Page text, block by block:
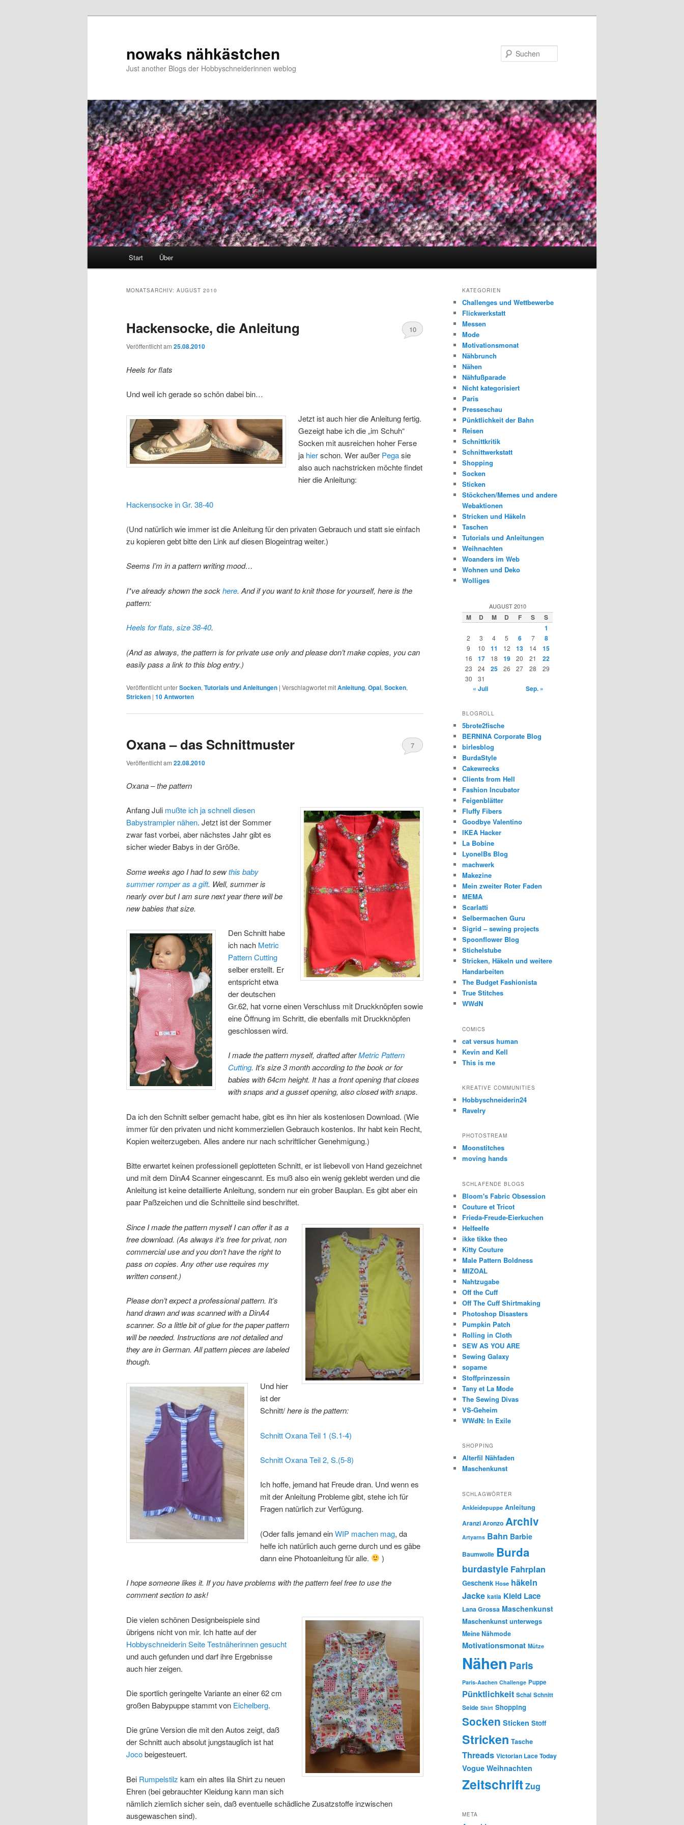
nowaks nähkästchen
Just another Blogs der Hobbyschneiderinnen weblog
Start Über
MONATSARCHIV: AUGUST 2010
Hackensocke, die Anleitung
Veröffentlicht am 25.08.2010
10
Heels for flats
Und weil ich gerade so schön dabei bin…
Jetzt ist auch hier die Anleitung fertig.
Gezeigt habe ich die „im Schuh“
Socken mit ausreichen hoher Ferse
ja hierschon. Wer außer Pegasie
also auch nachstricken möchte findet
hier die Anleitung:
Hackensocke in Gr. 38-40
(Und natürlich wie immer ist die Anleitung für den privaten Gebrauch und statt sie einfach
zu kopieren gebt bitte den Link auf diesen Blogeintrag weiter.)
Seems I’m in a pattern writing mood…
I*ve already shown the sockhere. And if you want to knit those for yourself, here is the
pattern:
Heels for flats, size 38-40.
(And as always, the pattern is for private use only and please don’t make copies, you can
easily pass a link to this blog entry.)
Veröffentlicht unterSocken, Tutorials und Anleitungen | Verschlagwortet mitAnleitung, Opal, Socken,
Stricken | 10Antworten
Oxana – das Schnittmuster
Veröffentlicht am 22.08.2010
7
Oxana – the pattern
Anfang Juli mußte ich ja schnell diesen
Babystrampler nähen. Jetzt ist der Sommer
zwar fast vorbei, aber nächstes Jahr gibt es
sicher wieder Babys in der Größe.
Some weeks ago I had to sewthis baby
summer romper as a gift. Well, summer is
nearly over but I am sure next year there will be
new babies that size.
Den Schnitt habe
ich nach Metric
Pattern Cutting
selber erstellt. Er
entspricht etwa
der deutschen
Gr.62, hat vorne einen Verschluss mit Druckknöpfen sowie
eine Öffnung im Schritt, die ebenfalls mit Druckknöpfen
geschlossen wird.
I made the pattern myself, drafted afterMetric Pattern
Cutting. It’s size 3 month according to the book or for
babies with 64cm height. It has a front opening that closes
with snaps and a gusset opening, also closed with snaps.
Da ich den Schnitt selber gemacht habe, gibt es ihn hier als kostenlosen Download. (Wie
immer für den privaten und nicht kommerziellen Gebrauch kostenlos. Ihr habt kein Recht,
Kopien weiterzugeben. Alles andere nur nach schriftlicher Genehmigung.)
Bitte erwartet keinen professionell geplotteten Schnitt, er ist liebevoll von Hand gezeichnet
und mit dem DinA4 Scanner eingescannt. Es muß also ein wenig geklebt werden und die
Anleitung ist keine detaillierte Anleitung, sondern nur ein grober Bauplan. Es gibt aber ein
paar Paßzeichen und die Schnitteile sind beschriftet.
Since I made the pattern myself I can offer it as a
free download. (As always it’s free for privat, non
commercial use and you don’t have the right to
pass on copies. Any other use requires my
written consent.)
Please don’t expect a professional pattern. It’s
hand drawn and was scanned with a DinA4
scanner. So a little bit of glue for the paper pattern
will be needed. Instructions are not detailed and
they are in German. All pattern pieces are labeled
though.
Und hier
ist der
Schnitt/here is the pattern:
Schnitt Oxana Teil 1 (S.1-4)
Schnitt Oxana Teil 2, S.(5-8)
Ich hoffe, jemand hat Freude dran. Und wenn es
mit der Anleitung Probleme gibt, stehe ich für
Fragen natürlich zur Verfügung.
(Oder falls jemand einWIP machen mag, da
helfe ich natürlich auch gerne durch und es gäbe
dann eine Photoanleitung für alle.
)
I hope someone likes it. If you have problems with the pattern feel free to use the
comment section to ask!
Die vielen schönen Designbeispiele sind
übrigens nicht von mir. Ich hatte auf der
Hobbyschneiderin Seite Testnäherinnen gesucht
und auch gefunden und darf ihre Ergebnisse
auch hier zeigen.
Die sportlich geringelte Variante an einer 62 cm
großen Babypuppe stammt von Eichelberg.
Die grüne Version die mit den Autos zeigt, daß
der Schnitt auch absolut jungstauglich ist hat
Jocobeigesteuert.
Bei Rumpelstilz kam ein altes lila Shirt zu neuen
Ehren (bei gebrauchter Kleidung kann man sich
nämlich ziemlich sicher sein, daß eventuelle schädliche Zusatzstoffe inzwischen
ausgewaschen sind).
KATEGORIEN
Challenges und Wettbewerbe
Flickwerkstatt
Messen
Mode
Motivationsmonat
Nähbrunch
Nähen
Nähfußparade
Nicht kategorisiert
Paris
Presseschau
Pünktlichkeit der Bahn
Reisen
Schnittkritik
Schnittwerkstatt
Shopping
Socken
Sticken
Stöckchen/Memes und andere
Webaktionen
Stricken und Häkeln
Taschen
Tutorials und Anleitungen
Weihnachten
Woanders im Web
Wohnen und Deko
Wolliges
AUGUST 2010
M D M D F S
S
1
2 3 4 5 6 7 8
9 10 11 12 13 14 15
16 17 18 19 20 21 22
23 24 25 26 27 28
29
30
31
« Juli Sep. »
BLOGROLL
5brote2fische
BERNINA Corporate Blog
birlesblog
BurdaStyle
Cakewrecks
Clients from Hell
Fashion Incubator
Feigenblätter
Fluffy Fibers
Goodbye Valentino
IKEA Hacker
La Bobine
LyonelBs Blog
machwerk
Makezine
Mein zweiter Roter Faden
MEMA
Scarlatti
Selbermachen Guru
Sigrid – sewing projects
Spoonflower Blog
Stichelstube
Stricken, Häkeln und weitere
Handarbeiten
The Budget Fashionista
True Stitches
WWdN
COMICS
cat versus human
Kevin and Kell
This is me
KREATIVE COMMUNITIES
Hobbyschneiderin24
Ravelry
PHOTOSTREAM
Moonstitches
moving hands
SCHLAFENDE BLOGS
Bloom's Fabric Obsession
Couture et Tricot
Frieda-Freude-Eierkuchen
Helfeelfe
ikke tikke theo
Kitty Couture
Male Pattern Boldness
MIZOAL
Nahtzugabe
Off the Cuff
Off The Cuff Shirtmaking
Photoshop Disasters
Pumpkin Patch
Rolling in Cloth
SEW AS YOU ARE
Sewing Galaxy
sopame
Stoffprinzessin
Tany et La Mode
The Sewing Divas
VS-Geheim
WWdN: In Exile
SHOPPING
Alterfil Nähfaden
Maschenkunst
SCHLAGWÖRTER
Ankleidepuppe Anleitung
Aranzi Aronzo Archiv
Artyarns Bahn Barbie
Baumwolle Burda
burdastyle Fahrplan
Geschenk Hose häkeln
Jacke katia Kleid Lace
Lana Grossa Maschenkunst
Maschenkunst unterwegs
Meine Nähmode
Motivationsmonat Mütze
Nähen Paris
Paris-Aachen Challenge Puppe
Pünktlichkeit Schal Schnitt
Seide Shirt Shopping
Socken Sticken Stoff
Stricken Tasche
Threads Victorian Lace Today
Vogue Weihnachten
ZeitschriftZug
META